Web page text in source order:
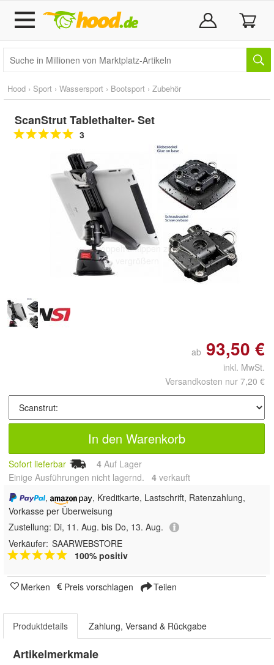
Hood › Sport › Wassersport › Bootsport › Zubehör
ScanStrut Tablethalter- Set
3
Doppelt antippen zum
ab 93,50 €
inkl. MwSt.
Versandkosten nur 7,20 €
In den Warenkorb
Sofort lieferbar 4 Auf Lager
Einige Ausführungen nicht lagernd. 4 verkauft
,
, Kreditkarte, Lastschrift, Ratenzahlung,
Vorkasse per Überweisung
Zustellung: Di, 11. Aug. bis Do, 13. Aug.
Verkäufer: SAARWEBSTORE
100% positiv
Merken Preis vorschlagen Teilen
Produktdetails Zahlung, Versand & Rückgabe
Artikelmerkmale